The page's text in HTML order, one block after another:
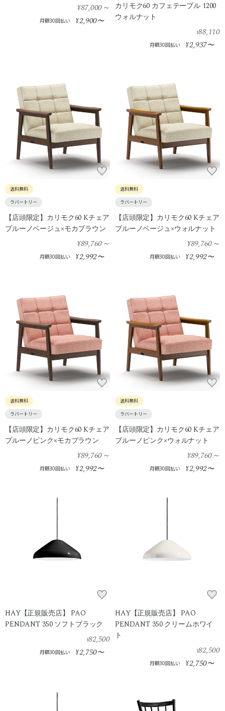
¥87,000～
月額30回払い ¥2,900〜
カリモク60 カフェテーブル 1200
ウォルナット
¥88,110
月額30回払い ¥2,937〜
送料無料
ラバートリー
【店頭限定】カリモク60 Kチェア
ブルーノベージュ×モカブラウン
¥89,760～
月額30回払い ¥2,992〜
送料無料
ラバートリー
【店頭限定】カリモク60 Kチェア
ブルーノベージュ×ウォルナット
¥89,760～
月額30回払い ¥2,992〜
送料無料
ラバートリー
【店頭限定】カリモク60 Kチェア
ブルーノピンク×モカブラウン
¥89,760～
月額30回払い ¥2,992〜
送料無料
ラバートリー
【店頭限定】カリモク60 Kチェア
ブルーノピンク×ウォルナット
¥89,760～
月額30回払い ¥2,992〜
HAY【正規販売店】 PAO
PENDANT 350 ソフトブラック
¥82,500
月額30回払い ¥2,750〜
HAY【正規販売店】 PAO
PENDANT 350 クリームホワイ
ト
¥82,500
月額30回払い ¥2,750〜